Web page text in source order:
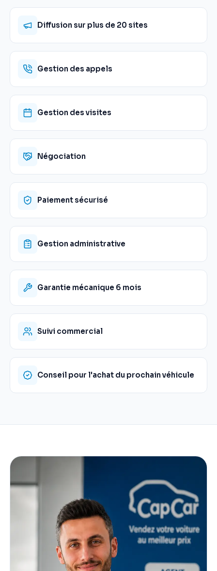
Diffusion sur plus de 20 sites
Gestion des appels
Gestion des visites
Négociation
Paiement sécurisé
Gestion administrative
Garantie mécanique 6 mois
Suivi commercial
Conseil pour l'achat du prochain véhicule